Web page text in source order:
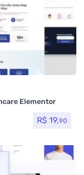
Elementor
R$ 19,90